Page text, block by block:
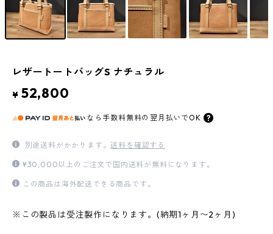
レザートートバッグS ナチュラル
¥ 52,800
なら 手数料無料の 翌月払いでOK
別途送料がかかります。送料を確認する
¥30,000以上のご注文で国内送料が無料になります。
この商品は海外配送できる商品です。
※この製品は受注製作になります。(納期1ヶ月〜2ヶ月)